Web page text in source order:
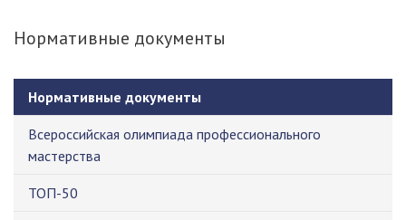
Нормативные документы
Нормативные документы
Всероссийская олимпиада профессионального
мастерства
ТОП-50